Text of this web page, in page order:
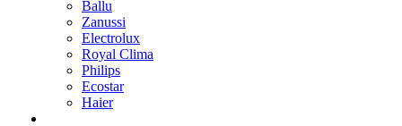
Ballu
Zanussi
Electrolux
Royal Clima
Philips
Ecostar
Haier